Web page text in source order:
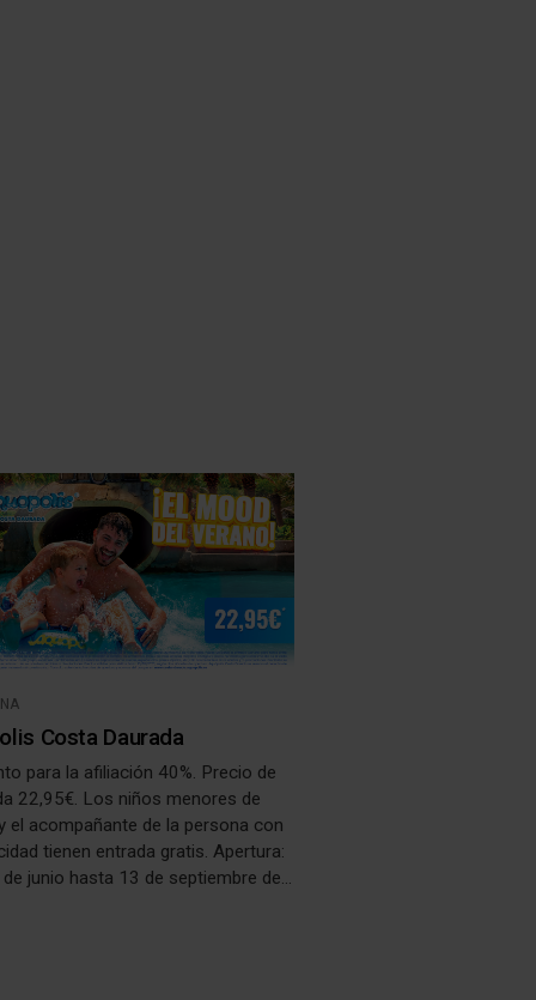
Costa Daurada
para la afiliación 40%. Precio de
22,95€. Los niños menores de
el acompañante de la persona con
tienen entrada gratis. Apertura:
junio hasta 13 de septiembre de